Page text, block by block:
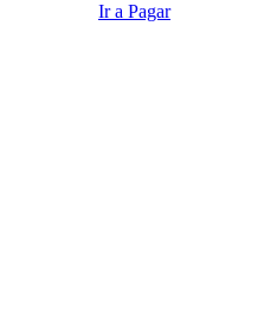
Ir a Pagar